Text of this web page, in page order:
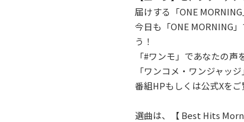
届けする「ONE MORNING
今日も「ONE MORNING
う！
「#ワンモ」であなたの声
「ワンコメ・ワンジャッ
番組HPもしくは公式Xをご
選曲は、【 Best Hits